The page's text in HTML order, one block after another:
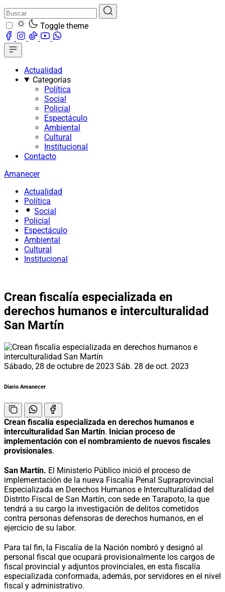
Toggle theme
Actualidad
Categorías
Política
Social
Policial
Espectáculo
Ambiental
Cultural
Institucional
Contacto
Amanecer
Actualidad
Política
Social
Policial
Espectáculo
Ambiental
Cultural
Institucional
Crean fiscalía especializada en
derechos humanos e interculturalidad
San Martín
Sábado, 28 de octubre de 2023 Sáb. 28 de oct. 2023
Diario Amanecer
Crean fiscalía especializada en derechos humanos e
interculturalidad San Martín. Inician proceso de
implementación con el nombramiento de nuevos fiscales
provisionales.
San Martín. El Ministerio Público inició el proceso de
implementación de la nueva Fiscalía Penal Supraprovincial
Especializada en Derechos Humanos e Interculturalidad del
Distrito Fiscal de San Martín, con sede en Tarapoto, la que
tendrá a su cargo la investigación de delitos cometidos
contra personas defensoras de derechos humanos, en el
ejercicio de su labor.
Para tal fin, la Fiscalía de la Nación nombró y designó al
personal fiscal que ocupará provisionalmente los cargos de
fiscal provincial y adjuntos provinciales, en esta fiscalía
especializada conformada, además, por servidores en el nivel
fiscal y administrativo.